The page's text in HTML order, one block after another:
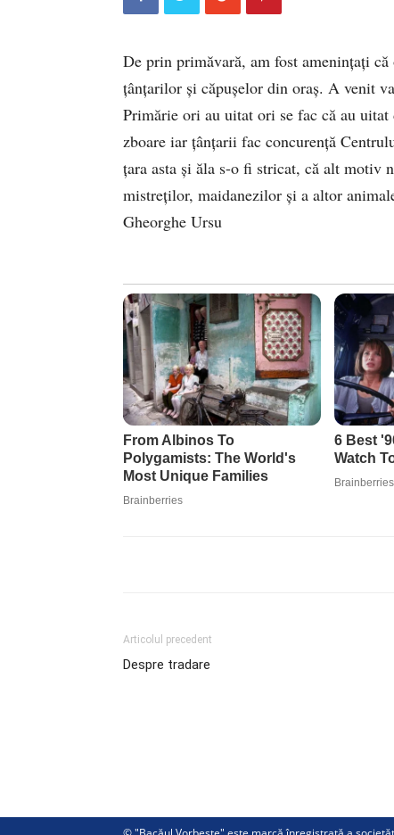
De prin primăvară, am fost amenințați că
țânțarilor și căpușelor din oraș. A venit
Primărie ori au uitat ori se fac că au
zboare iar țânțarii fac concurență
țara asta și ăla s-o fi stricat, că alt motiv
mistreților, maidanezilor și a altor
Gheorghe Ursu
Articolul precedent
Despre tradare